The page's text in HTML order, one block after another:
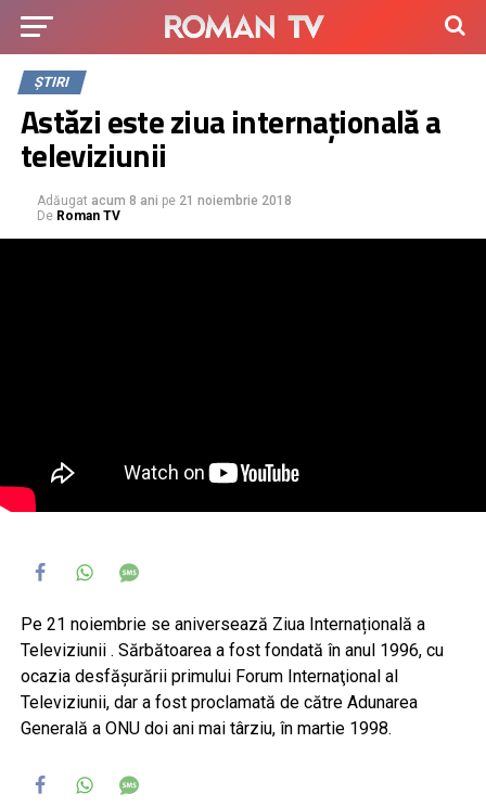
ȘTIRI
Astăzi este ziua internațională a
televiziunii
Adăugat acum 8 ani pe 21 noiembrie 2018
De Roman TV
Pe 21 noiembrie se aniversează Ziua Internațională a
Televiziunii . Sărbătoarea a fost fondată în anul 1996, cu
ocazia desfăşurării primului Forum Internaţional al
Televiziunii, dar a fost proclamată de către Adunarea
Generală a ONU doi ani mai târziu, în martie 1998.